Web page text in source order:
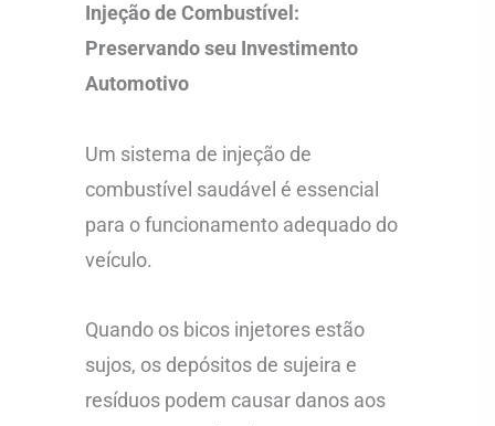
Injeção de Combustível:
Preservando seu Investimento
Automotivo
Um sistema de injeção de
combustível saudável é essencial
para o funcionamento adequado do
veículo.
Quando os bicos injetores estão
sujos, os depósitos de sujeira e
resíduos podem causar danos aos